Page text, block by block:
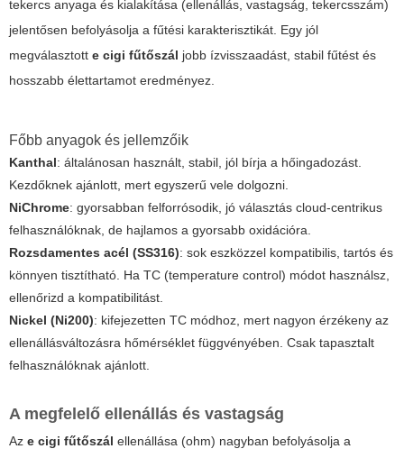
tekercs anyaga és kialakítása (ellenállás, vastagság, tekercsszám)
jelentősen befolyásolja a fűtési karakterisztikát. Egy jól
megválasztott e cigi fűtőszál jobb ízvisszaadást, stabil fűtést és
hosszabb élettartamot eredményez.
Főbb anyagok és jellemzőik
Kanthal: általánosan használt, stabil, jól bírja a hőingadozást.
Kezdőknek ajánlott, mert egyszerű vele dolgozni.
NiChrome: gyorsabban felforrósodik, jó választás cloud-centrikus
felhasználóknak, de hajlamos a gyorsabb oxidációra.
Rozsdamentes acél (SS316): sok eszközzel kompatibilis, tartós és
könnyen tisztítható. Ha TC (temperature control) módot használsz,
ellenőrizd a kompatibilitást.
Nickel (Ni200): kifejezetten TC módhoz, mert nagyon érzékeny az
ellenállásváltozásra hőmérséklet függvényében. Csak tapasztalt
felhasználóknak ajánlott.
A megfelelő ellenállás és vastagság
Az e cigi fűtőszál ellenállása (ohm) nagyban befolyásolja a